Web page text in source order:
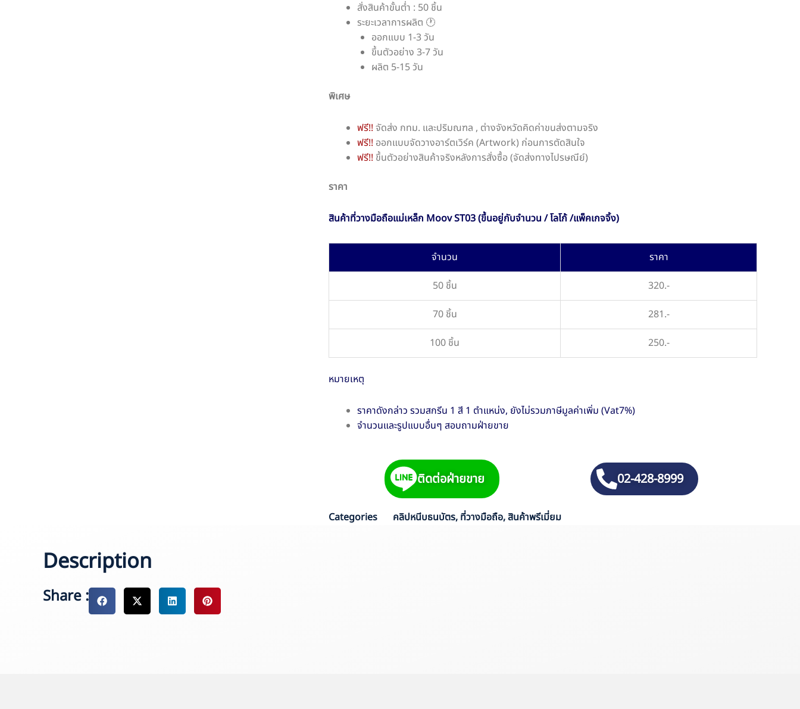
สั่งสินค้าขั้นต่ำ : 50 ชิ้น
ระยะเวลาการผลิต 🕐
ออกแบบ 1-3 วัน
ขึ้นตัวอย่าง 3-7 วัน
ผลิต 5-15 วัน
พิเศษ
ฟรี!! จัดส่ง กทม. และปริมณฑล , ต่างจังหวัดคิดค่าขนส่งตามจริง
ฟรี!! ออกแบบจัดวางอาร์ตเวิร์ค (Artwork) ก่อนการตัดสินใจ
ฟรี!! ขึ้นตัวอย่างสินค้าจริงหลังการสั่งซื้อ (จัดส่งทางไปรษณีย์)
ราคา
สินค้าที่วางมือถือแม่เหล็ก Moov ST03 (ขึ้นอยู่กับจำนวน / โลโก้ /แพ็คเกจจิ้ง)
จำนวน
ราคา
50 ชิ้น
320.-
70 ชิ้น
281.-
100 ชิ้น
250.-
หมายเหตุ
ราคาดังกล่าว รวมสกรีน 1 สี 1 ตำแหน่ง, ยังไม่รวมภาษีมูลค่าเพิ่ม (Vat7%)
จำนวนและรูปแบบอื่นๆ สอบถามฝ่ายขาย
ติดต่อฝ่ายขาย 02-428-8999
Categories คลิปหนีบธนบัตร, ที่วางมือถือ,สินค้าพรีเมี่ยม
Description
Share :